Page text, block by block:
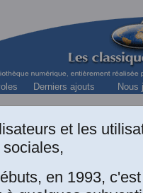
Derniers ajouts Nous
géographe français et
et les
en 1993,